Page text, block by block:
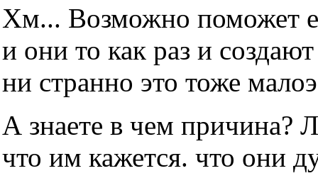
Хм... Возможно поможет
и они то как раз и
ни странно это тоже
А знаете в чем причина?
что им кажется. что они